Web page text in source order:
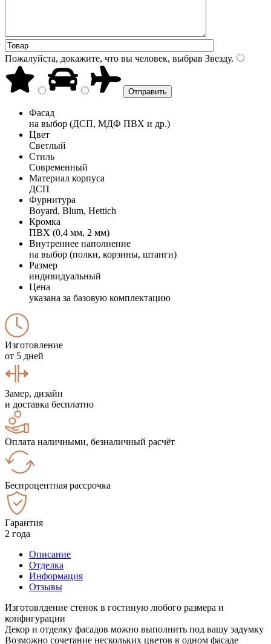
Пожалуйста, докажите, что вы человек, выбрав Звезду.
Фасад
на выбор (ДСП, МДФ ПВХ и др.)
Цвет
Светлый
Стиль
Современный
Материал корпуса
ДСП
Фурнитура
Boyard, Blum, Hettich
Кромка
ПВХ (0,4 мм, 2 мм)
Внутреннее наполнение
на выбор (полки, корзины, штанги)
Размер
индивидуальный
Цена
указана за базовую комплектацию
Изготовление
от 5 дней
Замер, дизайн
и доставка бесплатно
Оплата наличными, безналичный расчёт
Беспроцентная рассрочка
Гарантия
2 года
Описание
Отделка
Информация
Отзывы
Изготовлдение стенок в гостиную любого размера и
конфигурации
Декор и отделку фасадов можно выполнить под вашу задумку
Возможно сочетание нескольких цветов в одном фасаде